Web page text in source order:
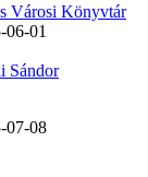
Városi Könyvtár
06-01
Sándor
07-08